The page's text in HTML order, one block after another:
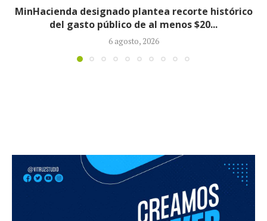
Informe revela que grupos
crecieron 90 % durante la